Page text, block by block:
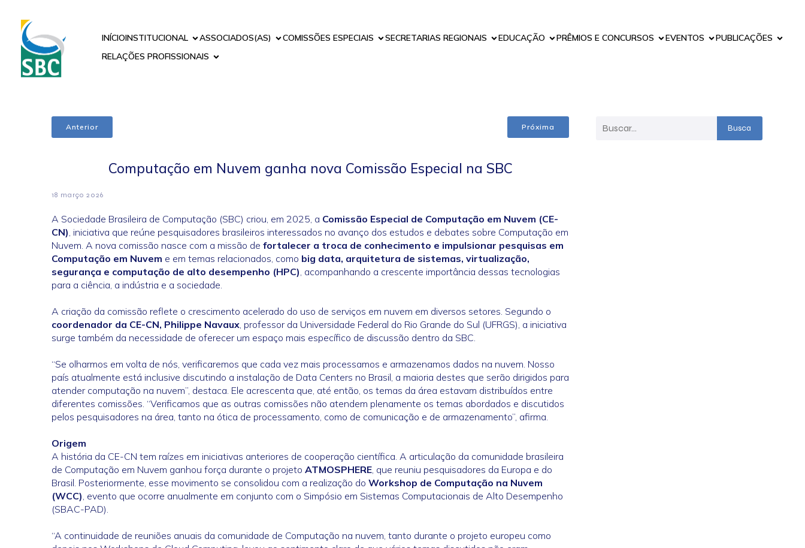
INÍCIOINSTITUCIONAL ASSOCIADOS(AS) COMISSÕES ESPECIAIS SECRETARIAS REGIONAIS EDUCAÇÃO PRÊMIOS E CONCURSOS EVENTOS
PUBLICAÇÕES
RELAÇÕES PROFISSIONAIS
Anterior Próxima
Computação em Nuvem ganha nova Comissão Especial na SBC
18 março 2026
A Sociedade Brasileira de Computação (SBC) criou, em 2025, a Comissão Especial de Computação em Nuvem (CE-
CN) , iniciativa que reúne pesquisadores brasileiros interessados no avanço dos estudos e debates sobre Computação em
Nuvem. A nova comissão nasce com a missão de fortalecer a troca de conhecimento e impulsionar pesquisas em
Computação em Nuvem e em temas relacionados, como big data, arquitetura de sistemas, virtualização,
segurança e computação de alto desempenho (HPC) , acompanhando a crescente importância dessas tecnologias
para a ciência, a indústria e a sociedade.
A criação da comissão reflete o crescimento acelerado do uso de serviços em nuvem em diversos setores. Segundo o
coordenador da CE-CN, Philippe Navaux , professor da Universidade Federal do Rio Grande do Sul (UFRGS), a iniciativa
surge também da necessidade de oferecer um espaço mais específico de discussão dentro da SBC.
“Se olharmos em volta de nós, verificaremos que cada vez mais processamos e armazenamos dados na nuvem. Nosso
país atualmente está inclusive discutindo a instalação de Data Centers no Brasil, a maioria destes que serão dirigidos para
atender computação na nuvem”, destaca. Ele acrescenta que, até então, os temas da área estavam distribuídos entre
diferentes comissões. “Verificamos que as outras comissões não atendem plenamente os temas abordados e discutidos
pelos pesquisadores na área, tanto na ótica de processamento, como de comunicação e de armazenamento”, afirma.
Origem
A história da CE-CN tem raízes em iniciativas anteriores de cooperação científica. A articulação da comunidade brasileira
de Computação em Nuvem ganhou força durante o projeto ATMOSPHERE , que reuniu pesquisadores da Europa e do
Brasil. Posteriormente, esse movimento se consolidou com a realização do Workshop de Computação na Nuvem
(WCC) , evento que ocorre anualmente em conjunto com o Simpósio em Sistemas Computacionais de Alto Desempenho
(SBAC-PAD).
“A continuidade de reuniões anuais da comunidade de Computação na nuvem, tanto durante o projeto europeu como
Busca